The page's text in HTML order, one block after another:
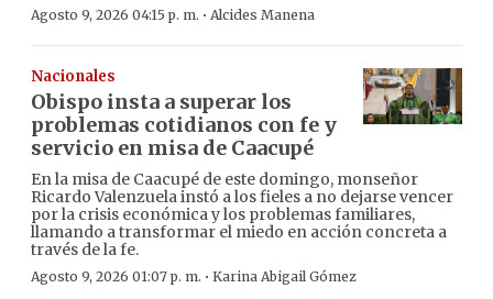
Agosto 9, 2026 04:15 p. m. · Alcides Manena
Nacionales
Obispo insta a superar los
problemas cotidianos con fe y
servicio en misa de Caacupé
En la misa de Caacupé de este domingo, monseñor
Ricardo Valenzuela instó a los fieles a no dejarse vencer
por la crisis económica y los problemas familiares,
llamando a transformar el miedo en acción concreta a
través de la fe.
Agosto 9, 2026 01:07 p. m. · Karina Abigail Gómez